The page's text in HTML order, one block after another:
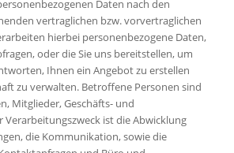
Daten nach den
vertraglichen bzw. vorvertraglichen
hierbei personenbezogene Daten,
oder die Sie uns bereitstellen, um
Ihnen ein Angebot zu erstellen
zu verwalten. Betroffene Personen sind
Mitglieder, Geschäfts- und
Verarbeitungszweck ist die Abwicklung
die Kommunikation, sowie die